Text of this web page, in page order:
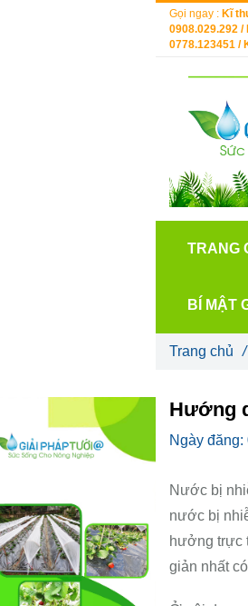
Hướng
Ngày đăng:
Nước bị
nước bị
hưởng trực
giản nhất
Trang chủ /
Gọi ngay : Kĩ
0908.029.292 /
0778.123451 /
TRANG
BÍ MẬT